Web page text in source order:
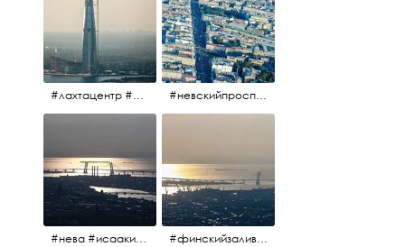
#лахтацентр #лахта #башнягазпром #газпром #башня #небоскрёбпитера #небоскрёб #финскийзалив #санктпетербург #невскийпроспект #центргорода #санктпетербург #осень2017 #когдапаришьнадгородом
#нева #исаакий #исаакиевскийсобор #нева #васильевскийостров #адмиралтейскийрайон #финскийзалив #дворцовыймост #небонадпитером #осень2017 #финскийзалив #маркизовалужа #нева